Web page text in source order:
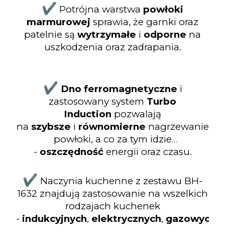
✔️ Potrójna warstwa powłoki
marmurowej sprawia, że garnki oraz
patelnie są wytrzymałe i odporne na
uszkodzenia oraz zadrapania.
✔️ Dno ferromagnetyczne i
zastosowany system Turbo
Induction pozwalają
na szybsze i równomierne nagrzewanie
powłoki, a co za tym idzie
- oszczędnośćenergii oraz czasu.
✔️ Naczynia kuchenne z zestawu BH-
1632 znajdują zastosowanie na wszelkich
rodzajach kuchenek
- indukcyjnych, elektrycznych, gazowych